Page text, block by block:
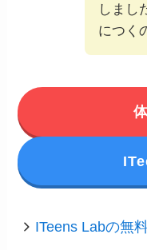
しまし
につく
ITeens Labの無